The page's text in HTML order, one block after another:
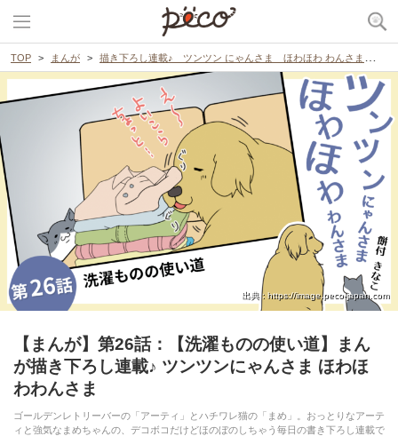
TOP まんが 描き下ろし連載♪ ツンツン にゃんさま ほわほわ わんさま
出典 : https://image.peco-japan.com
【まんが】第26話：【洗濯ものの使い道】まん
が描き下ろし連載♪ ツンツンにゃんさま ほわほ
わわんさま
ゴールデンレトリーバーの「アーティ」とハチワレ猫の「まめ」。おっとりなアーテ
ィと強気なまめちゃんの、デコボコだけどほのぼのしちゃう毎日の書き下ろし連載で